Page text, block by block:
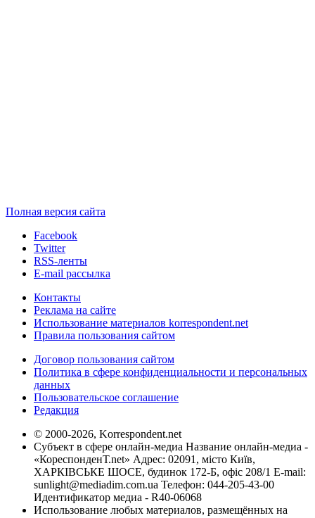
Полная версия сайта
Facebook
Twitter
RSS-ленты
E-mail рассылка
Контакты
Реклама на сайте
Использование материалов korrespondent.net
Правила пользования сайтом
Договор пользования сайтом
Политика в сфере конфиденциальности и персональных
данных
Пользовательское соглашение
Редакция
© 2000-2026, Korrespondent.net
Субъект в сфере онлайн-медиа Название онлайн-медиа -
«КореспонденТ.net» Адрес: 02091, місто Київ,
ХАРКІВСЬКЕ ШОСЕ, будинок 172-Б, офіс 208/1 E-mail:
sunlight@mediadim.com.ua Телефон: 044-205-43-00
Идентификатор медиа - R40-06068
Использование любых материалов, размещённых на